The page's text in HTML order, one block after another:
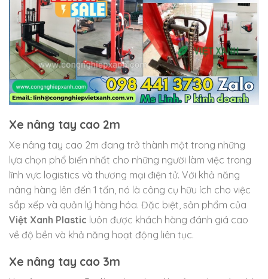
Xe nâng tay cao 2m
Xe nâng tay cao 2m đang trở thành một trong những
lựa chọn phổ biến nhất cho những người làm việc trong
lĩnh vực logistics và thương mại điện tử. Với khả năng
nâng hàng lên đến 1 tấn, nó là công cụ hữu ích cho việc
sắp xếp và quản lý hàng hóa. Đặc biệt, sản phẩm của
Việt Xanh Plastic luôn được khách hàng đánh giá cao
về độ bền và khả năng hoạt động liên tục.
Xe nâng tay cao 3m